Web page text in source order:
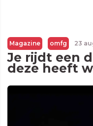
Magazine omfg 23
Je rijdt een
deze heeft